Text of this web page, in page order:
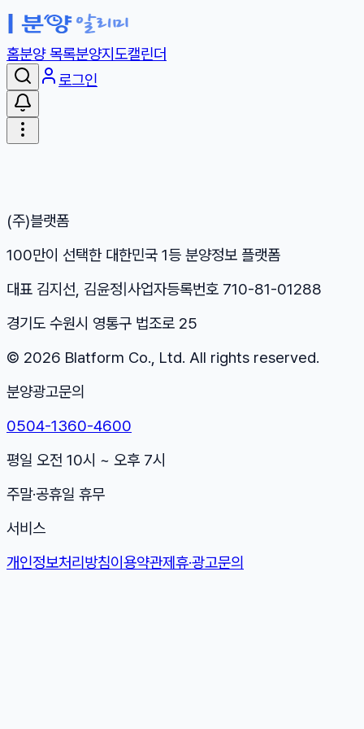
홈분양 목록분양지도캘린더
로그인
(주)블랫폼
100만이 선택한 대한민국 1등 분양정보 플랫폼
대표 김지선, 김윤정 사업자등록번호 710-81-01288
경기도 수원시 영통구 법조로 25
© 2026 Blatform Co., Ltd. All rights reserved.
분양광고문의
0504-1360-4600
평일 오전 10시 ~ 오후 7시
주말·공휴일 휴무
서비스
개인정보처리방침이용약관제휴·광고문의